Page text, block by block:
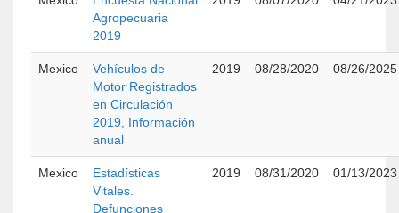
Agropecuaria
2019
Mexico
Vehículos de
Motor Registrados
en Circulación
2019, Información
anual
2019 08/28/2020 08/26/2025
Mexico
Estadísticas
Vitales.
Defunciones
2019 08/31/2020 01/13/2023